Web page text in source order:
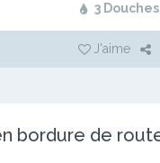
3 Douches
J'aime